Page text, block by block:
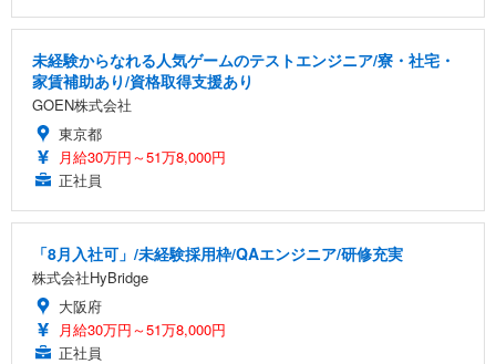
未経験からなれる人気ゲームのテストエンジニア/寮・社宅・
家賃補助あり/資格取得支援あり
GOEN株式会社
東京都
月給30万円～51万8,000円
正社員
「8月入社可」/未経験採用枠/QAエンジニア/研修充実
株式会社HyBridge
大阪府
月給30万円～51万8,000円
正社員